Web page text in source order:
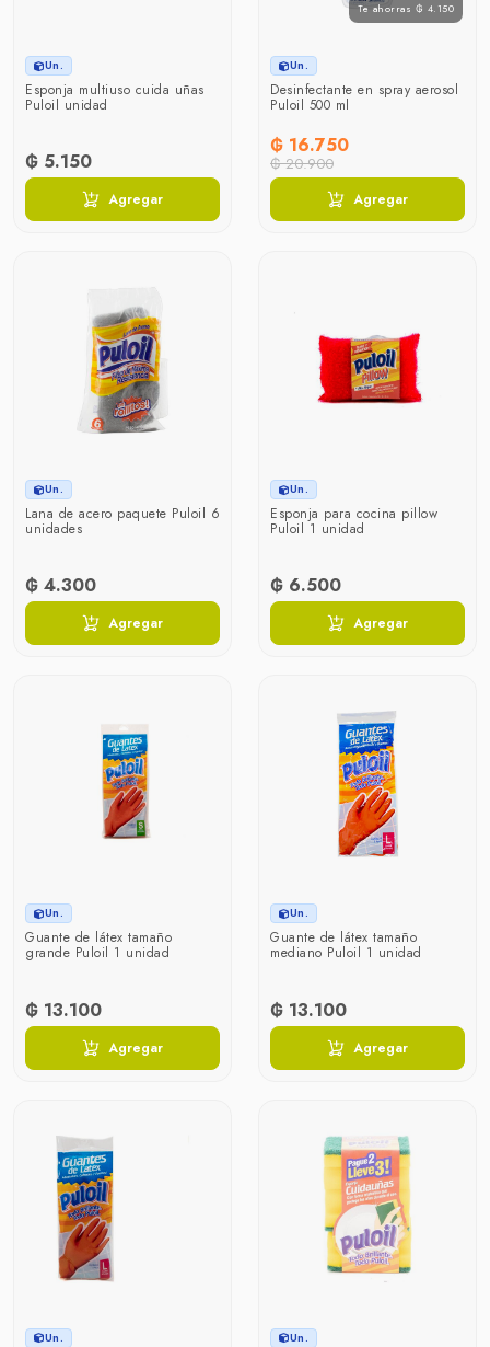
Un.
Esponja multiuso cuida uñas
Puloil unidad
₲ 5.150
Agregar
Te ahorras ₲ 4.150
Un.
Desinfectante en spray aerosol
Puloil 500 ml
₲ 16.750
₲ 20.900
Agregar
Un.
Lana de acero paquete Puloil 6
unidades
₲ 4.300
Agregar
Un.
Esponja para cocina pillow
Puloil 1 unidad
₲ 6.500
Agregar
Un.
Guante de látex tamaño
grande Puloil 1 unidad
₲ 13.100
Agregar
Un.
Guante de látex tamaño
mediano Puloil 1 unidad
₲ 13.100
Agregar
Un. Un.